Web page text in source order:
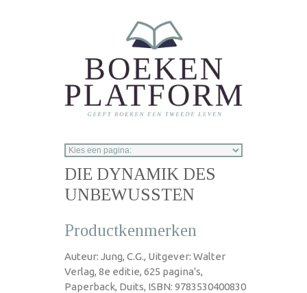
DIE DYNAMIK DES
UNBEWUSSTEN
Productkenmerken
Auteur: Jung, C.G., Uitgever: Walter
Verlag, 8e editie, 625 pagina's,
Paperback, Duits, ISBN: 9783530400830